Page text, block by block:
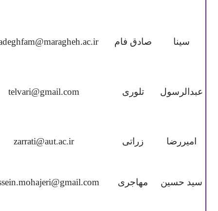
سینا صادق فام
عبدالرسول تلوری telvari@gmail.com
امیررضا زراتی zarrati@aut.ac.ir
سید حسین مهاجری